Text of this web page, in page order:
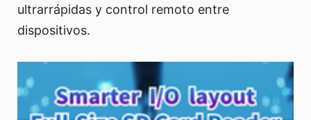
ultrarrápidas y control remoto entre
dispositivos.